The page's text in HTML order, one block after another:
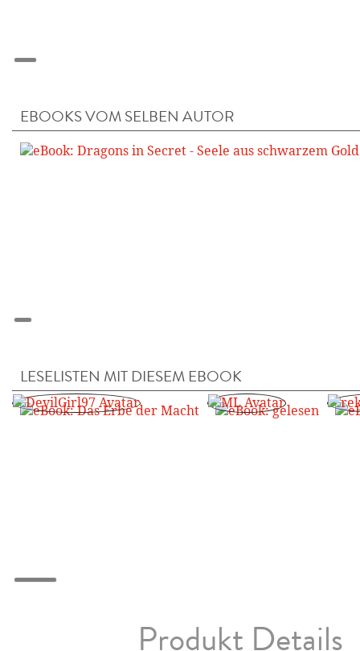
EBOOKS VOM SELBEN AUTOR
LESELISTEN MIT DIESEM EBOOK
Produkt Details